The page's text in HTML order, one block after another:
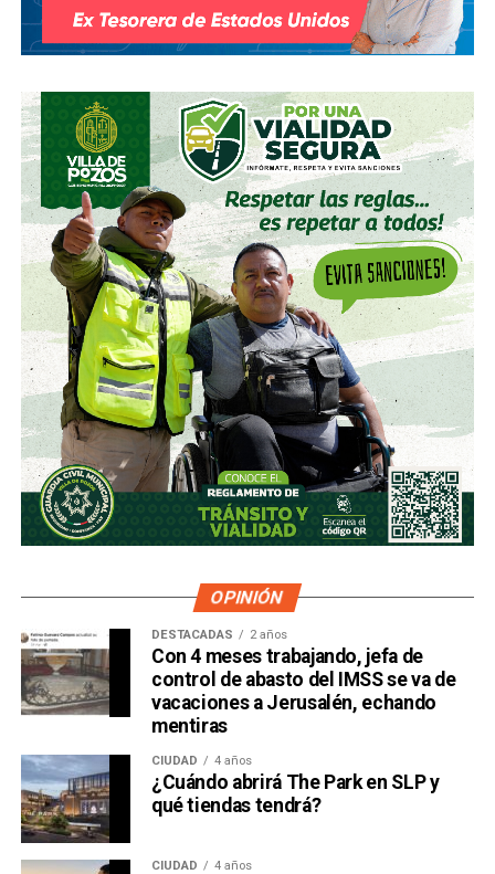
OPINIÓN
DESTACADAS 2 años
Con 4 meses trabajando, jefa de
control de abasto del IMSS se va de
vacaciones a Jerusalén, echando
mentiras
CIUDAD 4 años
¿Cuándo abrirá The Park en SLP y
qué tiendas tendrá?
CIUDAD 4 años